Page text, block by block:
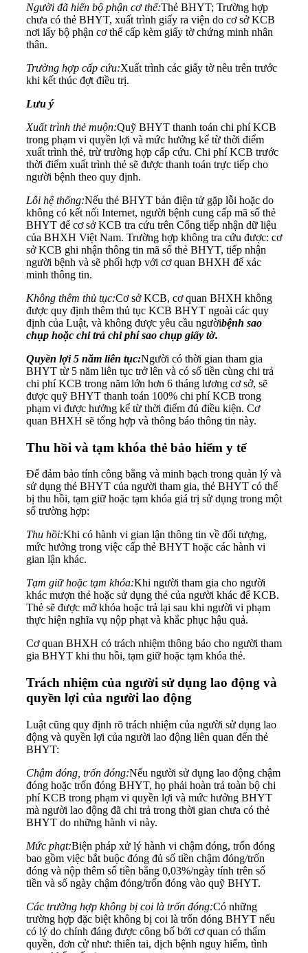
Người đã hiến bộ phận cơ thể:Thẻ BHYT; Trường hợp
chưa có thẻ BHYT, xuất trình giấy ra viện do cơ sở KCB
nơi lấy bộ phận cơ thể cấp kèm giấy tờ chứng minh nhân
thân.
Trường hợp cấp cứu:Xuất trình các giấy tờ nêu trên trước
khi kết thúc đợt điều trị.
Lưu ý
Xuất trình thẻ muộn:Quỹ BHYT thanh toán chi phí KCB
trong phạm vi quyền lợi và mức hưởng kể từ thời điểm
xuất trình thẻ, trừ trường hợp cấp cứu. Chi phí KCB trước
thời điểm xuất trình thẻ sẽ được thanh toán trực tiếp cho
người bệnh theo quy định.
Lỗi hệ thống:Nếu thẻ BHYT bản điện tử gặp lỗi hoặc do
không có kết nối Internet, người bệnh cung cấp mã số thẻ
BHYT để cơ sở KCB tra cứu trên Cổng tiếp nhận dữ liệu
của BHXH Việt Nam. Trường hợp không tra cứu được: cơ
sở KCB ghi nhận thông tin mã số thẻ BHYT, tiếp nhận
người bệnh và sẽ phối hợp với cơ quan BHXH để xác
minh thông tin.
Không thêm thủ tục:Cơ sở KCB, cơ quan BHXH không
được quy định thêm thủ tục KCB BHYT ngoài các quy
định của Luật, và không được yêu cầu ngườibệnh sao
chụp hoặc chi trả chi phí sao chụp giấy tờ.
Quyền lợi 5 năm liên tục:Người có thời gian tham gia
BHYT từ 5 năm liên tục trở lên và có số tiền cùng chi trả
chi phí KCB trong năm lớn hơn 6 tháng lương cơ sở, sẽ
được quỹ BHYT thanh toán 100% chi phí KCB trong
phạm vi được hưởng kể từ thời điểm đủ điều kiện. Cơ
quan BHXH sẽ tổng hợp và thông báo thông tin này.
Thu hồi và tạm khóa thẻ bảo hiểm y tế
Để đảm bảo tính công bằng và minh bạch trong quản lý và
sử dụng thẻ BHYT của người tham gia, thẻ BHYT có thể
bị thu hồi, tạm giữ hoặc tạm khóa giá trị sử dụng trong một
số trường hợp:
Thu hồi:Khi có hành vi gian lận thông tin về đối tượng,
mức hưởng trong việc cấp thẻ BHYT hoặc các hành vi
gian lận khác.
Tạm giữ hoặc tạm khóa:Khi người tham gia cho người
khác mượn thẻ hoặc sử dụng thẻ của người khác để KCB.
Thẻ sẽ được mở khóa hoặc trả lại sau khi người vi phạm
thực hiện nghĩa vụ nộp phạt và khắc phục hậu quả.
Cơ quan BHXH có trách nhiệm thông báo cho người tham
gia BHYT khi thu hồi, tạm giữ hoặc tạm khóa thẻ.
Trách nhiệm của người sử dụng lao động và
quyền lợi của người lao động
Luật cũng quy định rõ trách nhiệm của người sử dụng lao
động và quyền lợi của người lao động liên quan đến thẻ
BHYT:
Chậm đóng, trốn đóng:Nếu người sử dụng lao động chậm
đóng hoặc trốn đóng BHYT, họ phải hoàn trả toàn bộ chi
phí KCB trong phạm vi quyền lợi và mức hưởng BHYT
mà người lao động đã chi trả trong thời gian chưa có thẻ
BHYT do những hành vi này.
Mức phạt:Biện pháp xử lý hành vi chậm đóng, trốn đóng
bao gồm việc bắt buộc đóng đủ số tiền chậm đóng/trốn
đóng và nộp thêm số tiền bằng 0,03%/ngày tính trên số
tiền và số ngày chậm đóng/trốn đóng vào quỹ BHYT.
Các trường hợp không bị coi là trốn đóng:Có những
trường hợp đặc biệt không bị coi là trốn đóng BHYT nếu
có lý do chính đáng được công bố bởi cơ quan có thẩm
quyền, đơn cử như: thiên tai, dịch bệnh nguy hiểm, tình